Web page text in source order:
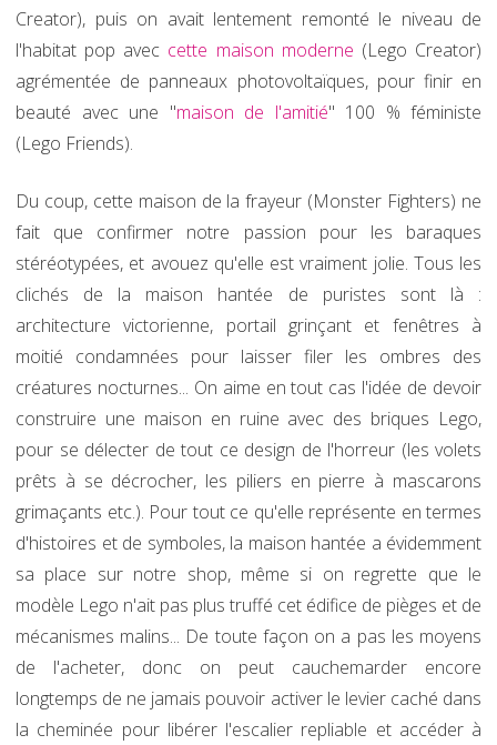
Creator), puis on avait lentement remonté le niveau de
l'habitat pop avec cette maison moderne (Lego Creator)
agrémentée de panneaux photovoltaïques, pour finir en
beauté avec une "maison de l'amitié" 100 % féministe
(Lego Friends).
Du coup, cette maison de la frayeur (Monster Fighters) ne
fait que confirmer notre passion pour les baraques
stéréotypées, et avouez qu'elle est vraiment jolie. Tous les
clichés de la maison hantée de puristes sont là :
architecture victorienne, portail grinçant et fenêtres à
moitié condamnées pour laisser filer les ombres des
créatures nocturnes... On aime en tout cas l'idée de devoir
construire une maison en ruine avec des briques Lego,
pour se délecter de tout ce design de l'horreur (les volets
prêts à se décrocher, les piliers en pierre à mascarons
grimaçants etc.). Pour tout ce qu'elle représente en termes
d'histoires et de symboles, la maison hantée a évidemment
sa place sur notre shop, même si on regrette que le
modèle Lego n'ait pas plus truffé cet édifice de pièges et de
mécanismes malins... De toute façon on a pas les moyens
de l'acheter, donc on peut cauchemarder encore
longtemps de ne jamais pouvoir activer le levier caché dans
la cheminée pour libérer l'escalier repliable et accéder à